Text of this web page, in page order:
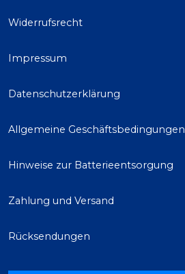
Widerrufsrecht
Impressum
Datenschutzerklärung
Allgemeine Geschäftsbedingungen
Hinweise zur Batterieentsorgung
Zahlung und Versand
Rücksendungen